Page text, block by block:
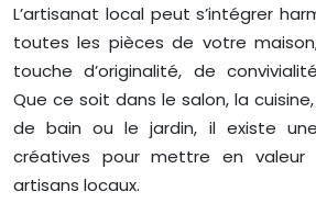
L’artisanat local peut s’intégrer
toutes les pièces de votre
touche d’originalité, de
Que ce soit dans le salon, la
de bain ou le jardin, il existe
créatives pour mettre en valeur
artisans locaux.